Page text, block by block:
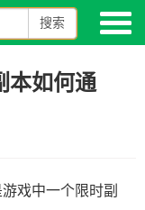
搜索
本如何通
戏中一个限时副